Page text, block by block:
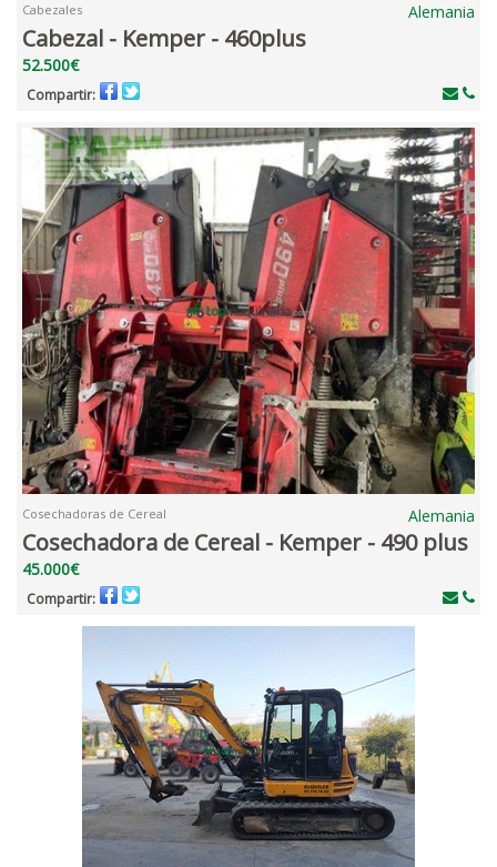
Cabezales Alemania
Cabezal - Kemper - 460plus
52.500€
Compartir:
Cosechadoras de Cereal Alemania
Cosechadora de Cereal - Kemper - 490 plus
45.000€
Compartir: